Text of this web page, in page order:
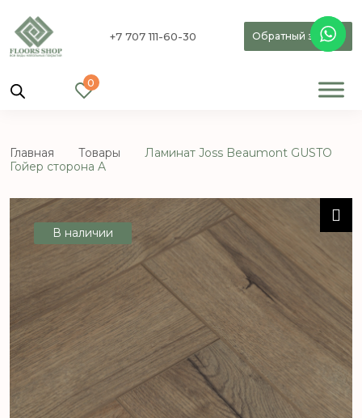
+7 707 111-60-30 Обратный звонок
0
Главная Товары
Ламинат Joss Beaumont GUSTO
Гойер сторона A
В наличии